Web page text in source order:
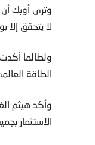
وترى أوبك
لا يتحقق إلا
ولطالما
الطاقة
وأكد هيثم
الاستثمار